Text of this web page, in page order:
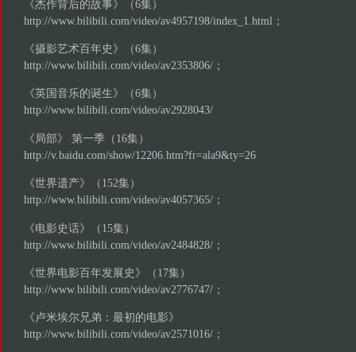
《杰作背后的故事》（6集）
http://www.bilibili.com/video/av4957198/index_1.html ；
《摄影艺术百年史》（6集）
http://www.bilibili.com/video/av2353806/；
《英国音乐的诞生》（6集）
http://www.bilibili.com/video/av2928043/
《局部》 第一季（16集）
http://v.baidu.com/show/12206.htm?fr=ala9&ty=26
《世界遗产》（152集）
http://www.bilibili.com/video/av4057365/；
《电影史话》（15集）
http://www.bilibili.com/video/av2484828/；
《世界电影百年发展史》（17集）
http://www.bilibili.com/video/av2776747/；
《卢米埃尔兄弟：最初的电影》
http://www.bilibili.com/video/av2571016/；